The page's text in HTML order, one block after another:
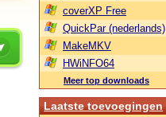
coverXP Free
QuickPar (nederlands)
MakeMKV
HWiNFO64
Meer top downloads
Laatste toevoegingen